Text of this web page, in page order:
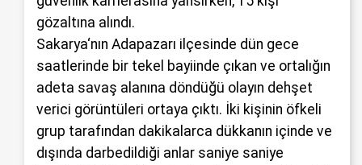
gözaltına alındı.
Sakarya‘nın Adapazarı ilçesinde dün gece
saatlerinde bir tekel bayiinde çıkan ve ortalığın
adeta savaş alanına döndüğü olayın dehşet
verici görüntüleri ortaya çıktı. İki kişinin öfkeli
grup tarafından dakikalarca dükkanın içinde ve
dışında darbedildiği anlar saniye saniye